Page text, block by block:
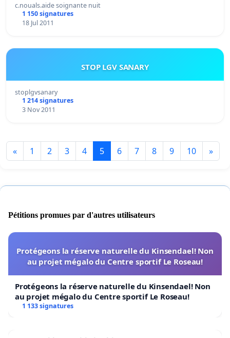
c.nouals.aide soignante nuit
1 150 signatures
18 Jul 2011
STOP LGV SANARY
stoplgvsanary
1 214 signatures
3 Nov 2011
« 1 2 3 4 5 6 7 8 9 10 »
Pétitions promues par d'autres utilisateurs
Protégeons la réserve naturelle du Kinsendael! Non
au projet mégalo du Centre sportif Le Roseau!
Protégeons la réserve naturelle du Kinsendael! Non
au projet mégalo du Centre sportif Le Roseau!
1 133 signatures